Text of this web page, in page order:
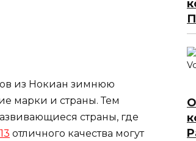
из Нокиан зимнюю
марки и страны. Тем
страны, где
отличного качества могут